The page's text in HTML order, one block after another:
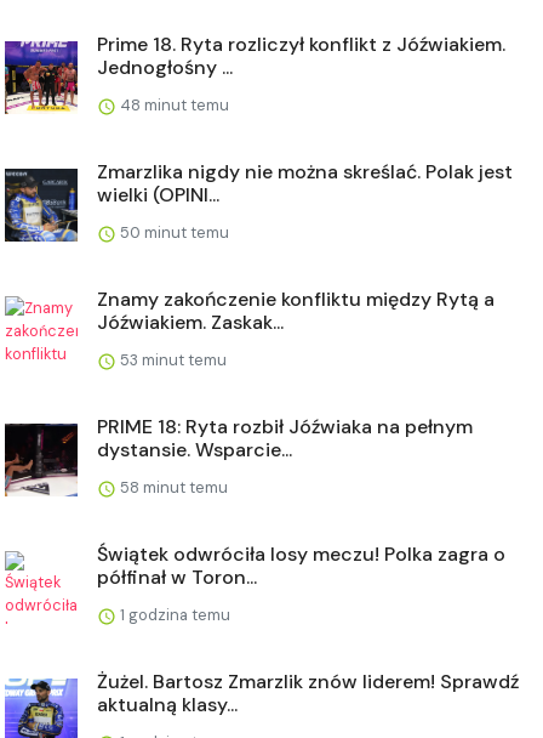
Prime 18. Ryta rozliczył konflikt z Jóźwiakiem.
Jednogłośny ...
48 minut temu
Zmarzlika nigdy nie można skreślać. Polak jest
wielki (OPINI...
50 minut temu
Znamy zakończenie konfliktu między Rytą a
Jóźwiakiem. Zaskak...
53 minut temu
PRIME 18: Ryta rozbił Jóźwiaka na pełnym
dystansie. Wsparcie...
58 minut temu
Świątek odwróciła losy meczu! Polka zagra o
półfinał w Toron...
1 godzina temu
Żużel. Bartosz Zmarzlik znów liderem! Sprawdź
aktualną klasy...